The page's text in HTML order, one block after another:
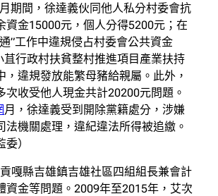
期間，徐達義伙同他人私分村委會抗
資金15000元，個人分得5200元；在
”工作中違規侵占村委會公共資金
苴行政村扶貧整村推進項目產業扶持
，違規發放能繁母豬給親屬。此外，
次收受他人現金共計20200元問題。
月，徐達義受到開除黨籍處分，涉嫌
法機關處理，違紀違法所得被追繳。
委）
嘎縣吉雄鎮吉雄社區四組組長兼會計
資金等問題。2009年至2015年，艾次